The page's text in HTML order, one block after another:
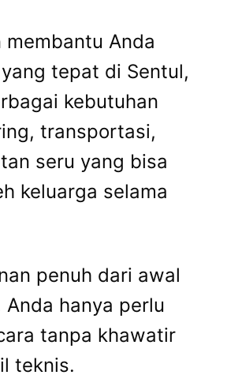
membantu Anda
tepat di Sentul,
kebutuhan
transportasi,
seru yang bisa
keluarga selama
penuh dari awal
Anda hanya perlu
tanpa khawatir
teknis.